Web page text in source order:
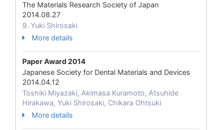
The Materials Research Society of Japan
2014.08.27
9. Yuki Shirosaki
More details
Paper Award 2014
Japanese Society for Dental Materials and Devices
2014.04.12
Toshiki Miyazaki, Akimasa Kuramoto, Atsuhide
Hirakawa, Yuki Shirosaki, Chikara Ohtsuki
More details